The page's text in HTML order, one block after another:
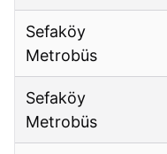
Sefaköy
Metrobüs
Sefaköy
Metrobüs